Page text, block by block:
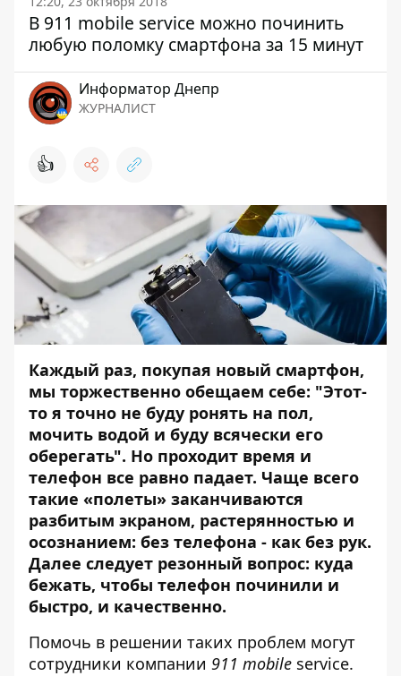
В 911 mobile service можно починить
любую поломку смартфона за 15 минут
Информатор Днепр
ЖУРНАЛИСТ
👍
Каждый раз, покупая новый смартфон,
мы торжественно обещаем себе: "Этот-
то я точно не буду ронять на пол,
мочить водой и буду всячески его
оберегать". Но проходит время и
телефон все равно падает. Чаще всего
такие «полеты» заканчиваются
разбитым экраном, растерянностью и
осознанием: без телефона - как без рук.
Далее следует резонный вопрос: куда
бежать, чтобы телефон починили и
быстро, и качественно.
Помочь в решении таких проблем могут
сотрудники компании 911 mobile service.